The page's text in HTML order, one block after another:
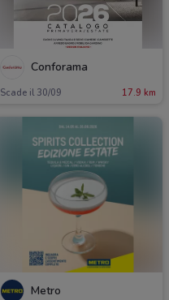
Conforama
Scade il 30/09 17.9 km
Metro